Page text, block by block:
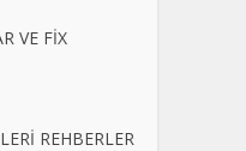
VE FİX
REHBERLER